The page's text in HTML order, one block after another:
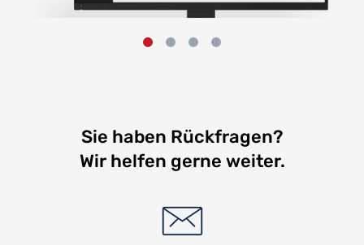
Sie haben Rückfragen?
Wir helfen gerne weiter.